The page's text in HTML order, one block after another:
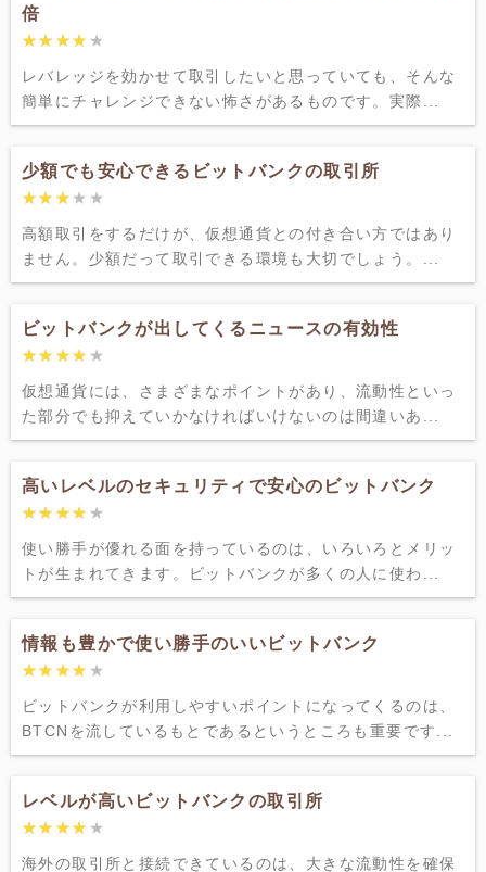
倍
★★★★★
★★★★★
レバレッジを効かせて取引したいと思っていても、そんな
簡単にチャレンジできない怖さがあるものです。実際...
少額でも安心できるビットバンクの取引所
★★★★★
★★★★★
高額取引をするだけが、仮想通貨との付き合い方ではあり
ません。少額だって取引できる環境も大切でしょう。...
ビットバンクが出してくるニュースの有効性
★★★★★
★★★★★
仮想通貨には、さまざまなポイントがあり、流動性といっ
た部分でも抑えていかなければいけないのは間違いあ...
高いレベルのセキュリティで安心のビットバンク
★★★★★
★★★★★
使い勝手が優れる面を持っているのは、いろいろとメリッ
トが生まれてきます。ビットバンクが多くの人に使わ...
情報も豊かで使い勝手のいいビットバンク
★★★★★
★★★★★
ビットバンクが利用しやすいポイントになってくるのは、
BTCNを流しているもとであるというところも重要です...
レベルが高いビットバンクの取引所
★★★★★
★★★★★
海外の取引所と接続できているのは、大きな流動性を確保